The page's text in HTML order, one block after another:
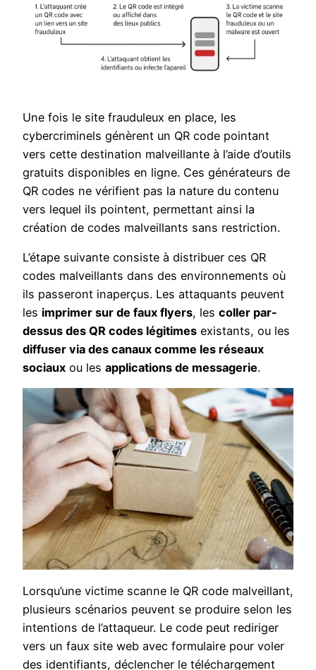
Une fois le site frauduleux en place, les
cybercriminels génèrent un QR code pointant
vers cette destination malveillante à l’aide d’outils
gratuits disponibles en ligne. Ces générateurs de
QR codes ne vérifient pas la nature du contenu
vers lequel ils pointent, permettant ainsi la
création de codes malveillants sans restriction.
L’étape suivante consiste à distribuer ces QR
codes malveillants dans des environnements où
ils passeront inaperçus. Les attaquants peuvent
les imprimer sur de faux flyers, les coller par-
dessus des QR codes légitimes existants, ou les
diffuser via des canaux comme les réseaux
sociaux ou les applications de messagerie.
Lorsqu’une victime scanne le QR code malveillant,
plusieurs scénarios peuvent se produire selon les
intentions de l’attaqueur. Le code peut rediriger
vers un faux site web avec formulaire pour voler
des identifiants, déclencher le téléchargement